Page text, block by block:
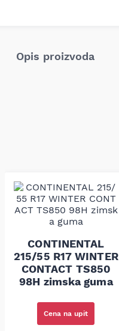
Opis proizvoda
CONTINENTAL
215/55 R17 WINTER
CONTACT TS850
98H zimska guma
Cena na upit